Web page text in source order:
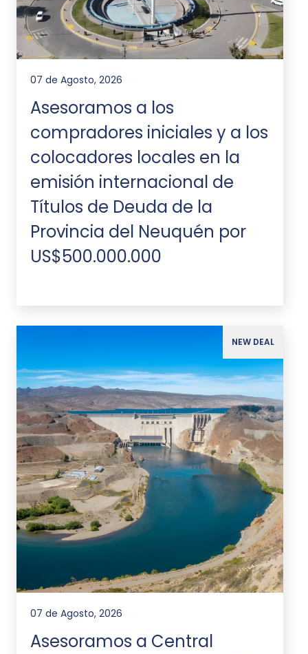
07 de Agosto, 2026
Asesoramos a los
compradores iniciales y a los
colocadores locales en la
emisión internacional de
Títulos de Deuda de la
Provincia del Neuquén por
US$500.000.000
NEW DEAL
07 de Agosto, 2026
Asesoramos a Central